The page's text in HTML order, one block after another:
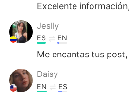
Excelente
Jeslly
ES EN
Me encantas tus
Daisy
EN ES